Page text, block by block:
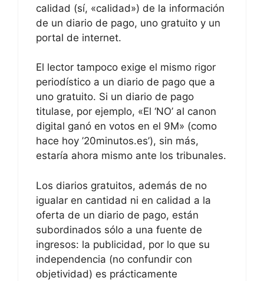
calidad (sí, «calidad») de la información
de un diario de pago, uno gratuito y un
portal de internet.
El lector tampoco exige el mismo rigor
periodístico a un diario de pago que a
uno gratuito. Si un diario de pago
titulase, por ejemplo, «El ‘NO’ al canon
digital ganó en votos en el 9M» (como
hace hoy ’20minutos.es’), sin más,
estaría ahora mismo ante los tribunales.
Los diarios gratuitos, además de no
igualar en cantidad ni en calidad a la
oferta de un diario de pago, están
subordinados sólo a una fuente de
ingresos: la publicidad, por lo que su
independencia (no confundir con
objetividad) es prácticamente